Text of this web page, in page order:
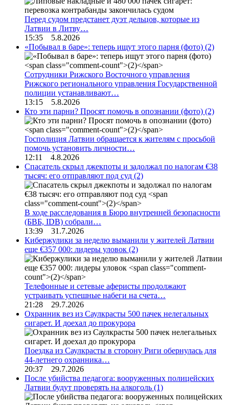
Перед судом предстанет дуэт дельцов, которые из
Латвии в Литву…
15:35 5.8.2026
«Побывал в баре»: теперь ищут этого парня (фото) (2)
Сотрудники Рижского Восточного управления
Рижского регионального управления Государственной
полиции устанавливают…
13:15 5.8.2026
Кто эти парни? Просят помочь в опознании (фото) (2)
Госполиция Латвии обращается к жителям с просьбой
помочь установить личности…
12:11 4.8.2026
Спасатель скрыл джекпоты и задолжал по налогам €38
тысяч: его отправляют под суд (2)
В ходе расследования в Бюро внутренней безопасности
(БВБ, IDB) собрали…
13:39 31.7.2026
Кибержулики за неделю выманили у жителей Латвии
еще €357 000: лидеры уловок (2)
Телефонные и сетевые аферисты продолжают
устраивать успешные набеги на счета…
21:28 29.7.2026
Охранник вез из Саулкрасты 500 пачек нелегальных
сигарет. И доехал до прокурора
Поездка из Саулкрасты в сторону Риги обернулась для
44-летнего охранника…
20:37 29.7.2026
После убийства педагога: вооруженных полицейских
Латвии будут проверять на алкоголь (1)